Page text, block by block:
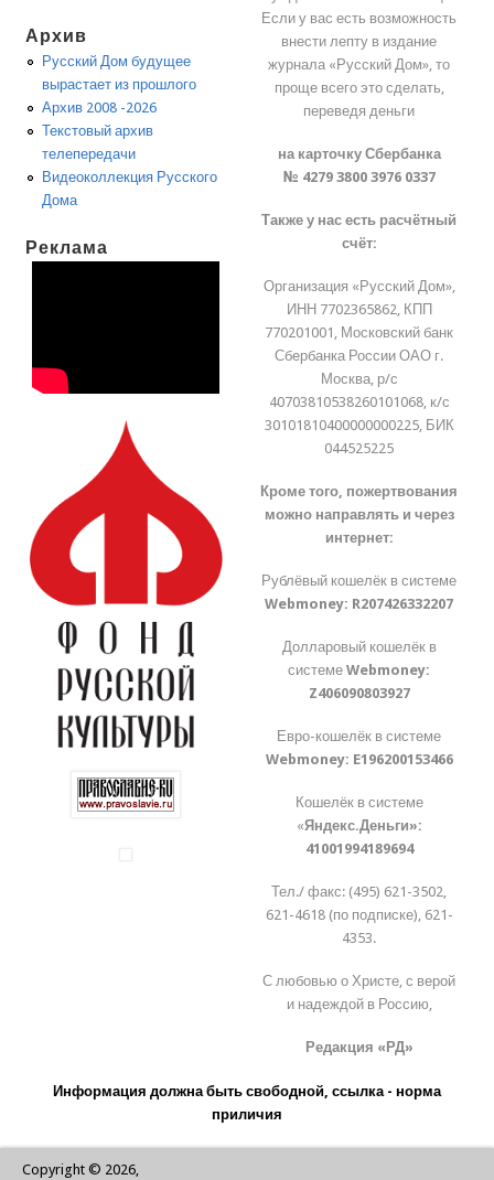
Архив
Русский Дом будущее
вырастает из прошлого
Архив 2008 -2026
Текстовый архив
телепередачи
Видеоколлекция Русского
Дома
Реклама
Если у вас есть возможность
внести лепту в издание
журнала «Русский Дом», то
проще всего это сделать,
переведя деньги
на карточку Сбербанка
№ 4279 3800 3976 0337
Также у нас есть расчётный
счёт:
Организация «Русский Дом»,
ИНН 7702365862, КПП
770201001, Московский банк
Сбербанка России ОАО г.
Москва, р/с
40703810538260101068, к/с
30101810400000000225, БИК
044525225
Кроме того, пожертвования
можно направлять и через
интернет:
Рублёвый кошелёк в системе
Webmoney: R207426332207
Долларовый кошелёк в
системеWebmoney:
Z406090803927
Евро-кошелёк в системе
Webmoney: E196200153466
Кошелёк в системе
«Яндекс.Деньги»:
41001994189694
Тел./ факс: (495) 621-3502,
621-4618 (по подписке), 621-
4353.
С любовью о Христе, с верой
и надеждой в Россию,
Редакция «РД»
Информация должна быть свободной, ссылка - норма
приличия
Copyright © 2026,